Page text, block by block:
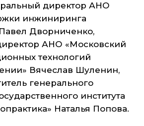
директор АНО
инжиниринга
Дворниченко,
АНО «Московский
технологий
Вячеслав Шуленин,
генерального
института
Наталья Попова.